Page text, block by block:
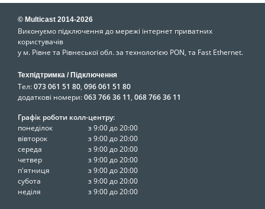
© Multicast 2014-2026
Виконуємо підключення до мережі інтернет приватних
користувачів
у м. Рівне та Рівнеської обл. за технологією PON, та Fast Ethernet.
Техпідтримка / Підключення
Тел:073 061 51 80, 096 061 51 80
додаткові номери:063 766 36 11, 068 766 36 11
Графік роботи колл-центру:
понеділок
з 9:00 до 20:00
вівторок
з 9:00 до 20:00
середа
з 9:00 до 20:00
четвер
з 9:00 до 20:00
п'ятниця
з 9:00 до 20:00
субота
з 9:00 до 20:00
неділя
з 9:00 до 20:00